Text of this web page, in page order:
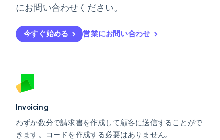
にお問い合わせください。
今すぐ始める 営業にお問い合わせ
Invoicing
わずか数分で請求書を作成して顧客に送信することがで
きます。コードを作成する必要はありません。
フィンランド
ブラジル
PortuguêsEnglish
フランス
English
ベルギー
ポーランド
English
ポルトガル
PortuguêsEnglish